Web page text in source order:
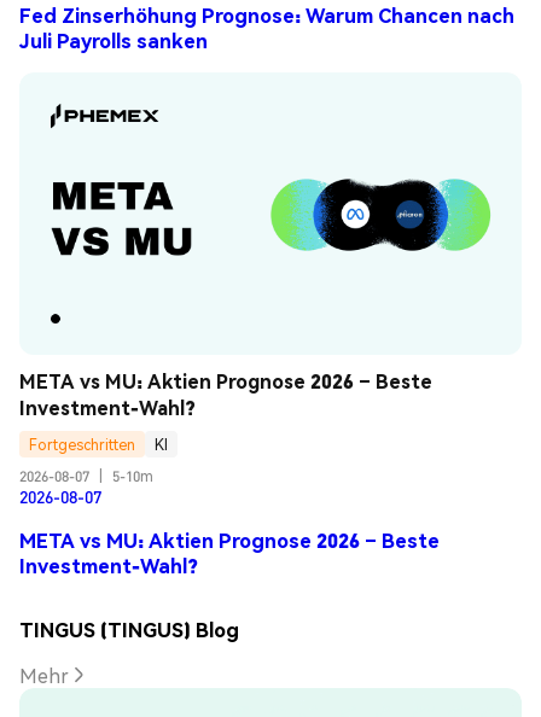
Fed Zinserhöhung Prognose: Warum Chancen nach
Juli Payrolls sanken
META vs MU: Aktien Prognose 2026 – Beste
Investment-Wahl?
Fortgeschritten
KI
2026-08-07
5-10m
2026-08-07
META vs MU: Aktien Prognose 2026 – Beste
Investment-Wahl?
TINGUS (TINGUS) Blog
Mehr